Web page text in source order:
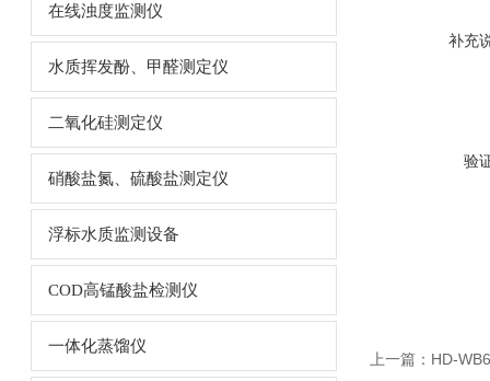
在线浊度监测仪
水质挥发酚、甲醛测定仪
二氧化硅测定仪
硝酸盐氮、硫酸盐测定仪
浮标水质监测设备
COD高锰酸盐检测仪
一体化蒸馏仪
补充
验
上一篇： HD-